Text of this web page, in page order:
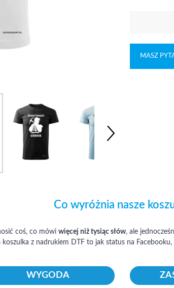
MASZ
Co wyróżnia nasze
coś, co mówi więcej niż tysiąc słów, ale
koszulka z nadrukiem DTF to jak status na
WYGODA